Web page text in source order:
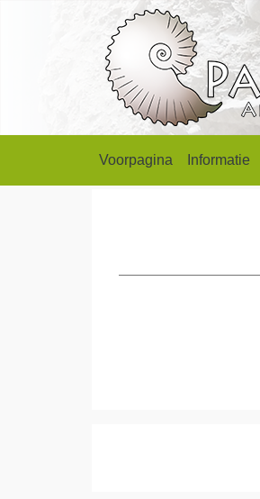
Voorpagina Informatie